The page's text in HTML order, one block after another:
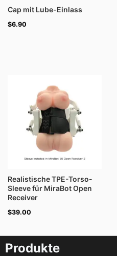
Cap mit Lube-Einlass
$6.90
Realistische TPE-Torso-
Sleeve für MiraBot Open
Receiver
$39.00
Produkte